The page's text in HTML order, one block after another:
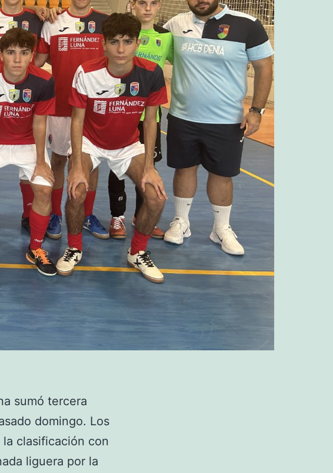
sumó tercera
domingo. Los
clasificación con
liguera por la